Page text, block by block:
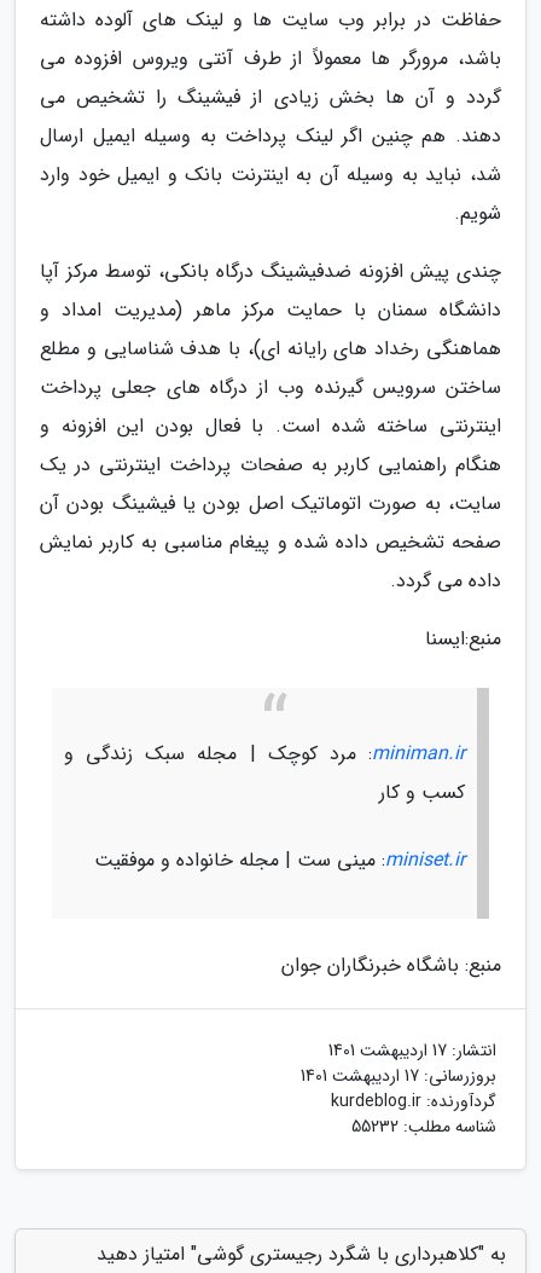
حفاظت در برابر وب سایت ها و لینک های آلوده داشته
باشد، مرورگر ها معمولاً از طرف آنتی ویروس افزوده می
گردد و آن ها بخش زیادی از فیشینگ را تشخیص می
دهند. هم چنین اگر لینک پرداخت به وسیله ایمیل ارسال
شد، نباید به وسیله آن به اینترنت بانک و ایمیل خود وارد
شویم.
چندی پیش افزونه ضدفیشینگ درگاه بانکی، توسط مرکز آپا
دانشگاه سمنان با حمایت مرکز ماهر (مدیریت امداد و
هماهنگی رخداد های رایانه ای)، با هدف شناسایی و مطلع
ساختن سرویس گیرنده وب از درگاه های جعلی پرداخت
اینترنتی ساخته شده است. با فعال بودن این افزونه و
هنگام راهنمایی کاربر به صفحات پرداخت اینترنتی در یک
سایت، به صورت اتوماتیک اصل بودن یا فیشینگ بودن آن
صفحه تشخیص داده شده و پیغام مناسبی به کاربر نمایش
داده می گردد.
منبع:ایسنا
miniman.ir: مرد کوچک | مجله سبک زندگی و
کسب و کار
miniset.ir: مینی ست | مجله خانواده و موفقیت
منبع: باشگاه خبرنگاران جوان
انتشار: 17 اردیبهشت 1401
بروزرسانی: 17 اردیبهشت 1401
گردآورنده: kurdeblog.ir
شناسه مطلب: 55232
به "کلاهبرداری با شگرد رجیستری گوشی" امتیاز دهید